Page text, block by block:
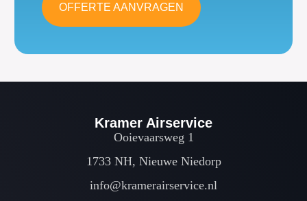
OFFERTE AANVRAGEN
Kramer Airservice
Ooievaarsweg 1
1733 NH, Nieuwe Niedorp
info@kramerairservice.nl